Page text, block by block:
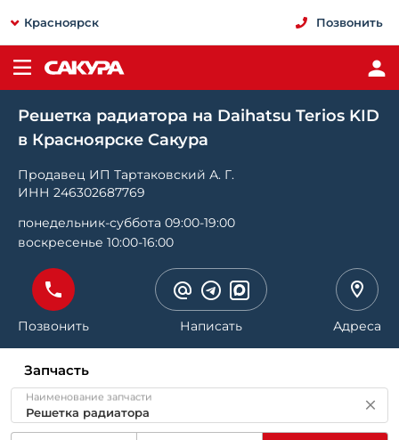
Красноярск Позвонить
Решетка радиатора на Daihatsu Terios KID
в Красноярске Сакура
Продавец ИП Тартаковский А. Г.
ИНН 246302687769
понедельник-суббота 09:00-19:00
воскресенье 10:00-16:00
Позвонить Написать Адреса
Запчасть
Наименование запчасти